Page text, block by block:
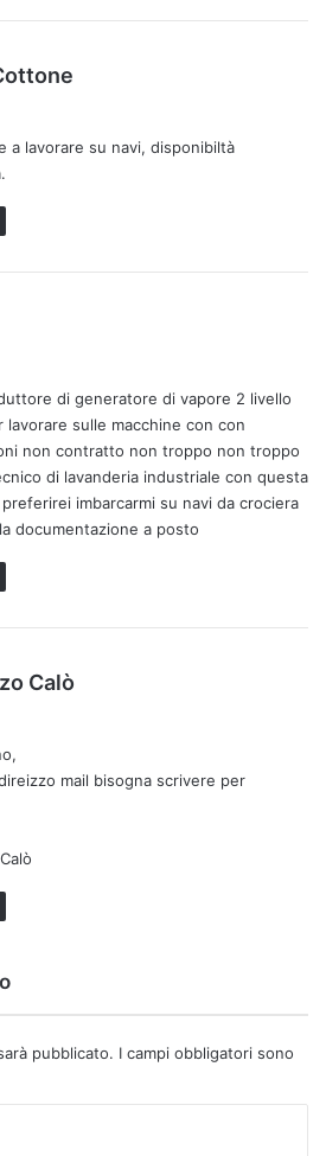
e
a lavorare su navi, disponibiltà
di generatore di vapore 2 livello
lavorare sulle macchine con con
non contratto non troppo non troppo
di lavanderia industriale con questa
imbarcarmi su navi da crociera
documentazione a posto
Calò
t
mail bisogna scrivere per
pubblicato. I campi obbligatori sono